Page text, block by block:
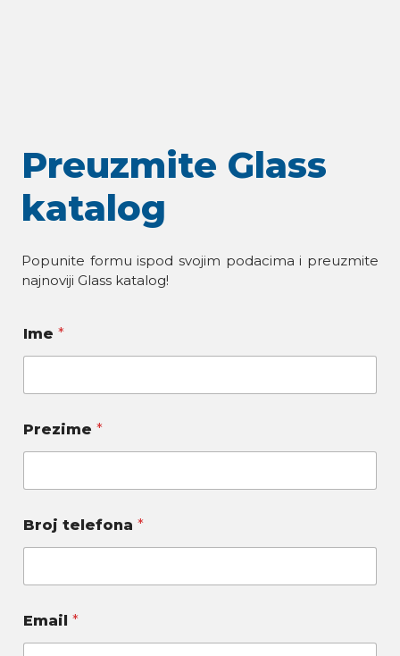
Preuzmite Glass
katalog
Popunite formu ispod svojim podacima i preuzmite
najnoviji Glass katalog!
Ime *
Prezime *
Broj telefona *
Email *